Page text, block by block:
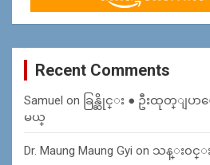
Recent Comments
Samuel on ခြန္ဆိုင္း ● ဦးထုတ္ျ
မယ္
Dr. Maung Maung Gyi on သန္း၀င္း